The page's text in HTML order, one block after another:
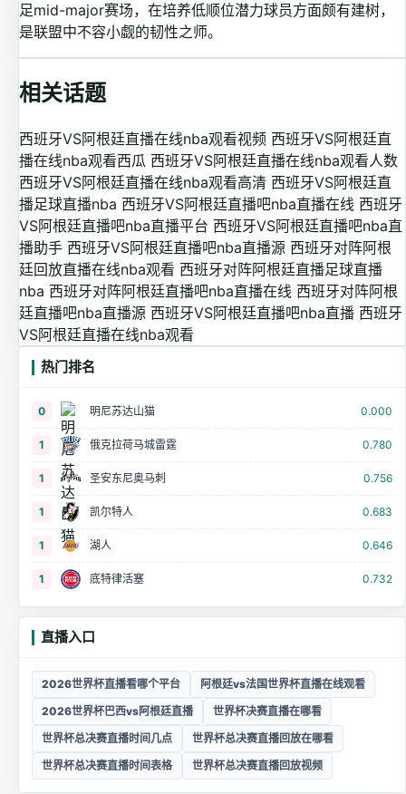
足mid-major赛场，在培养低顺位潜力球员方面颇有建树，
是联盟中不容小觑的韧性之师。
相关话题
西班牙VS阿根廷直播在线nba观看视频 西班牙VS阿根廷直
播在线nba观看西瓜 西班牙VS阿根廷直播在线nba观看人数
西班牙VS阿根廷直播在线nba观看高清 西班牙VS阿根廷直
播足球直播nba 西班牙VS阿根廷直播吧nba直播在线 西班牙
VS阿根廷直播吧nba直播平台 西班牙VS阿根廷直播吧nba直
播助手 西班牙VS阿根廷直播吧nba直播源 西班牙对阵阿根
廷回放直播在线nba观看 西班牙对阵阿根廷直播足球直播
nba 西班牙对阵阿根廷直播吧nba直播在线 西班牙对阵阿根
廷直播吧nba直播源 西班牙VS阿根廷直播吧nba直播 西班牙
VS阿根廷直播在线nba观看
热门排名
0 明尼苏达山猫 0.000
1 俄克拉荷马城雷霆 0.780
1 圣安东尼奥马刺 0.756
1 凯尔特人 0.683
1 湖人 0.646
1 底特律活塞 0.732
直播入口
2026世界杯直播看哪个平台
阿根廷vs法国世界杯直播在线观看
2026世界杯巴西vs阿根廷直播
世界杯决赛直播在哪看
世界杯总决赛直播时间几点
世界杯总决赛直播回放在哪看
世界杯总决赛直播时间表格
世界杯总决赛直播回放视频